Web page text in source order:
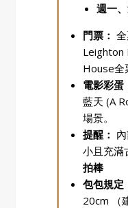
週一
門票：
Leighton
House全
電影彩蛋
藍天 (A
場景。
提醒：
小且充滿
拍棒
包包規定
20cm （